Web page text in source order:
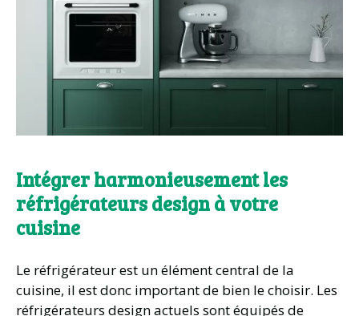
Intégrer harmonieusement les
réfrigérateurs design à votre
cuisine
Le réfrigérateur est un élément central de la
cuisine, il est donc important de bien le choisir. Les
réfrigérateurs design actuels sont équipés de